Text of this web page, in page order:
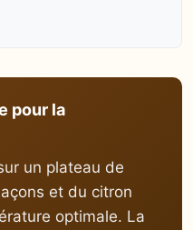
pour la
un plateau de
et du citron
optimale. La